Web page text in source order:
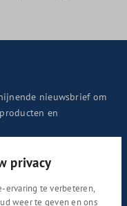
nieuwsbrief om
en
u dat u onze
privacy
ervaring te verbeteren,
weer te geven en ons